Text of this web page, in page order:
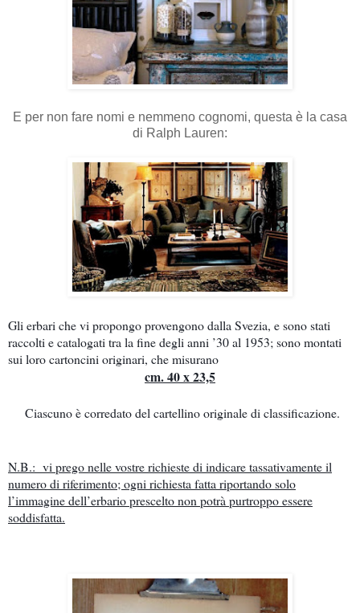
E per non fare nomi e nemmeno cognomi, questa è la casa
di Ralph Lauren:
Gli erbari che vi propongo provengono dalla Svezia, e sono stati
raccolti e catalogati tra la fine degli anni ’30 al 1953; sono montati
sui loro cartoncini originari, che misurano
cm. 40 x 23,5
Ciascuno è corredato del cartellino originale di classificazione.
N.B.: vi prego nelle vostre richieste di indicare tassativamente il
numero di riferimento; ogni richiesta fatta riportando solo
l’immagine dell’erbario prescelto non potrà purtroppo essere
soddisfatta.